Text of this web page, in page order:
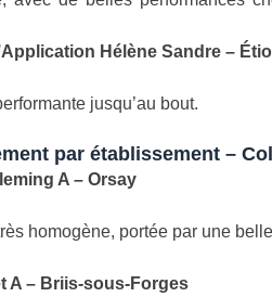
Hélène Sandre –
jusqu’au bout.
par établissement –
A – Orsay
homogène, portée par une
A – Briis-sous-Forges